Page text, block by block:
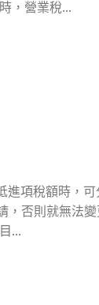
，營業稅...
進項稅額時，
，否則就無法
...